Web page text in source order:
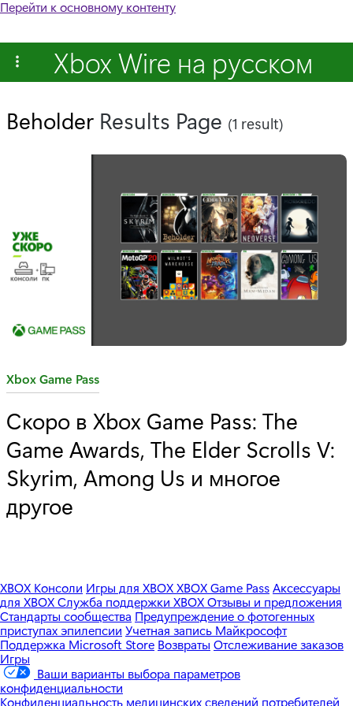
Перейти к основному контенту
Xbox Wire на русском
Beholder Results Page (1 result)
C
t
e
g
o
r
Xbox Game Pass
Скоро в Xbox Game Pass: The
Game Awards, The Elder Scrolls V:
Skyrim, Among Us и многое
другое
XBOX Консоли Игры для XBOXXBOX Game PassАксессуары
для XBOXСлужба поддержки XBOXОтзывы и предложения
Стандарты сообщества Предупреждение о фотогенных
приступах эпилепсии Учетная запись Майкрософт
Поддержка Microsoft Store Возвраты Отслеживание заказов
Игры
Ваши варианты выбора параметров
конфиденциальности
Конфиденциальность медицинских сведений потребителей